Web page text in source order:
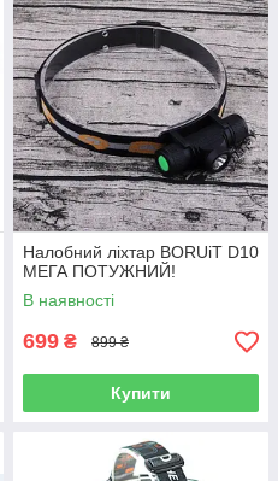
Налобний ліхтар BORUiT D10
МЕГА ПОТУЖНИЙ!
В наявності
699 ₴ 899 ₴
Купити